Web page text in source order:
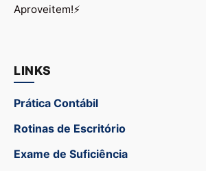
Aproveitem!⚡
LINKS
Prática Contábil
Rotinas de Escritório
Exame de Suficiência